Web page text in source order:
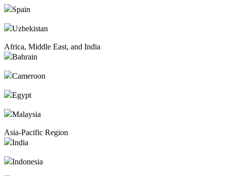
Spain
Uzbekistan
Africa, Middle East, and India
Bahrain
Cameroon
Egypt
Malaysia
Asia-Pacific Region
India
Indonesia